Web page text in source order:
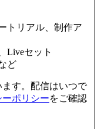
トリアル、制作ア
Liveセット
ど
す。配信はいつで
ポリシーをご確認